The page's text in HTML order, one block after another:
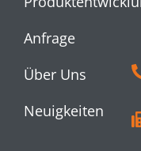
Anfrage
Über Uns
Neuigkeiten